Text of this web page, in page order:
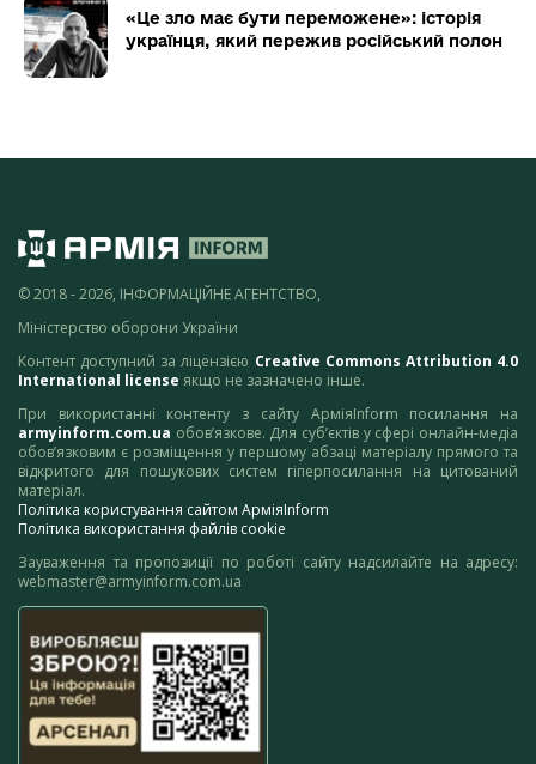
«Це зло має бути переможене»: історія
українця, який пережив російський полон
© 2018 - 2026, ІНФОРМАЦІЙНЕ АГЕНТСТВО,
Міністерство оборони України
Контент доступний за ліцензією Creative Commons Attribution 4.0
International license якщо не зазначено інше.
При використанні контенту з сайту АрміяInform посилання на
armyinform.com.ua обов’язкове. Для суб’єктів у сфері онлайн-медіа
обов’язковим є розміщення у першому абзаці матеріалу прямого та
відкритого для пошукових систем гіперпосилання на цитований
матеріал.
Політика користування сайтом АрміяInform
Політика використання файлів cookie
Зауваження та пропозиції по роботі сайту надсилайте на адресу:
webmaster@armyinform.com.ua